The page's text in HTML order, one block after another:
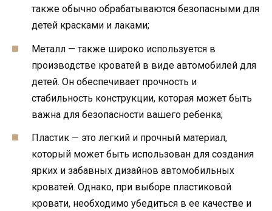
также обычно обрабатываются безопасными для
детей красками и лаками;
Металл — также широко используется в
производстве кроватей в виде автомобилей для
детей. Он обеспечивает прочность и
стабильность конструкции, которая может быть
важна для безопасности вашего ребенка;
Пластик — это легкий и прочный материал,
который может быть использован для создания
ярких и забавных дизайнов автомобильных
кроватей. Однако, при выборе пластиковой
кровати, необходимо убедиться в ее качестве и